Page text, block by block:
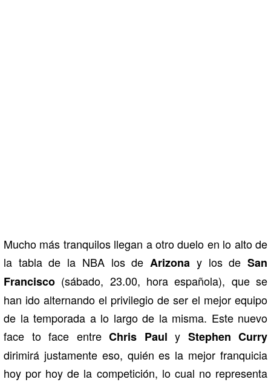
Mucho más tranquilos llegan a otro duelo en lo alto de
la tabla de la NBA los de Arizona y los deSan
Francisco (sábado, 23.00, hora española), que se
han ido alternando el privilegio de ser el mejor equipo
de la temporada a lo largo de la misma. Este nuevo
face to face entre Chris Paul y Stephen Curry
dirimirá justamente eso, quién es la mejor franquicia
hoy por hoy de la competición, lo cual no representa